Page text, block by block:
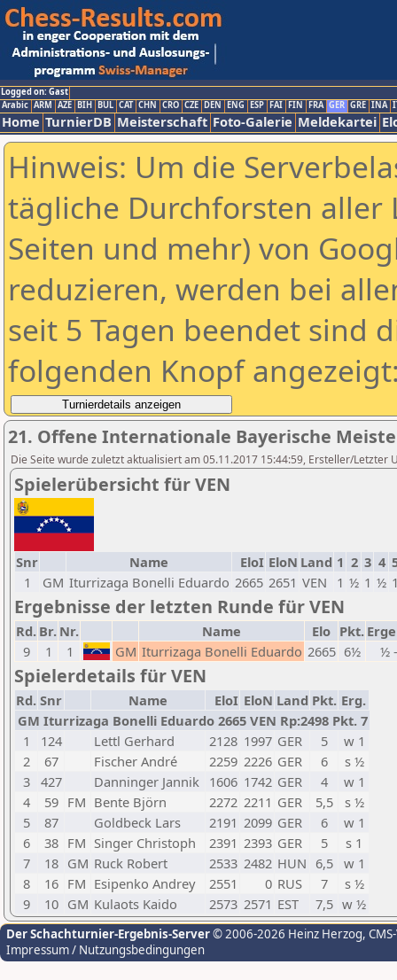
Logged on: Gast
Arabic ARM AZE BIH BUL CAT CHN CRO CZE DEN ENG ESP FAI FIN FRA GER GRE INA
Home TurnierDB Meisterschaft Foto-Galerie Meldekartei
Hinweis: Um die
tägliche Durchforsten aller
Seiten und mehr) von
reduzieren, werden bei
seit 5 Tagen beendet sind
folgenden Knopf
21. Offene Internationale Bayerische
Die Seite wurde zuletzt aktualisiert am 05.11.2017 15:44:59, Ersteller/Letzter
Spielerübersicht für VEN
Snr Name EloI EloN Land 1 2 3 4
1
GM Iturrizaga Bonelli Eduardo 2665 2651 VEN 1 ½ 1 ½
Ergebnisse der letzten Runde für VEN
Rd. Br. Nr. Name Elo Pkt.
9
1 1 GM Iturrizaga Bonelli Eduardo 2665 6½ ½
Spielerdetails für VEN
Rd. Snr Name EloI EloN Land Pkt. Erg.
GM Iturrizaga Bonelli Eduardo 2665 VEN Rp:2498 Pkt. 7
1
124 Lettl Gerhard 2128 1997 GER 5
w 1
2
67 Fischer André 2259 2226 GER 6
s ½
3 427 Danninger Jannik 1606 1742 GER 4
w 1
4
59 FM Bente Björn 2272 2211 GER 5,5
s ½
5
87 Goldbeck Lars 2191 2099 GER 6
w 1
6
38 FM Singer Christoph 2391 2393 GER 5
s 1
7
18 GM Ruck Robert 2533 2482 HUN 6,5 w 1
8
16 FM Esipenko Andrey 2551 0 RUS 7
s ½
9
10 GM Kulaots Kaido 2573 2571 EST 7,5 w ½
Der Schachturnier-Ergebnis-Server© 2006-2026 Heinz Herzog,
Impressum / Nutzungsbedingungen